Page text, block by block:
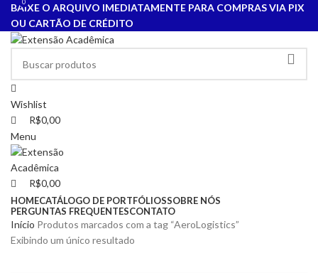
BAIXE O ARQUIVO IMEDIATAMENTE PARA COMPRAS VIA PIX
OU CARTÃO DE CRÉDITO
Wishlist
0
R$0,00
Menu
0
R$0,00
HOMECATÁLOGO DE PORTFÓLIOSSOBRE NÓS
PERGUNTAS FREQUENTESCONTATO
Início Produtos marcados com a tag “AeroLogistics”
Exibindo um único resultado